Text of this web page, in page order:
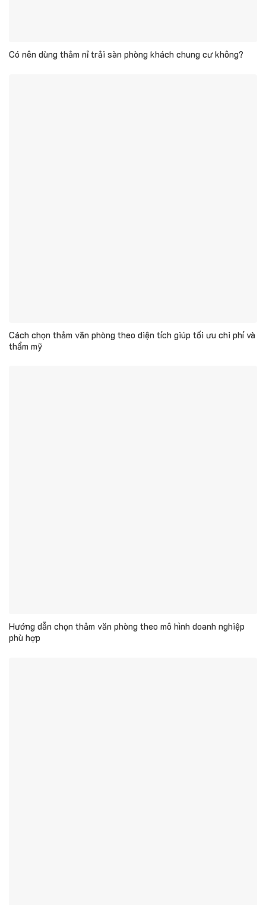
Có nên dùng thảm nỉ trải sàn phòng khách chung cư không?
Cách chọn thảm văn phòng theo diện tích giúp tối ưu chi phí và
thẩm mỹ
Hướng dẫn chọn thảm văn phòng theo mô hình doanh nghiệp
phù hợp